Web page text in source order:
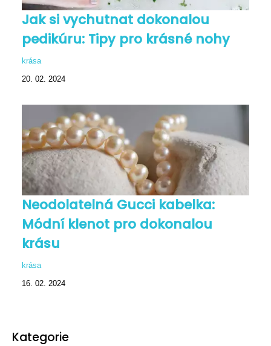
Jak si vychutnat dokonalou
pedikúru: Tipy pro krásné nohy
krása
20. 02. 2024
Neodolatelná Gucci kabelka:
Módní klenot pro dokonalou
krásu
krása
16. 02. 2024
Kategorie